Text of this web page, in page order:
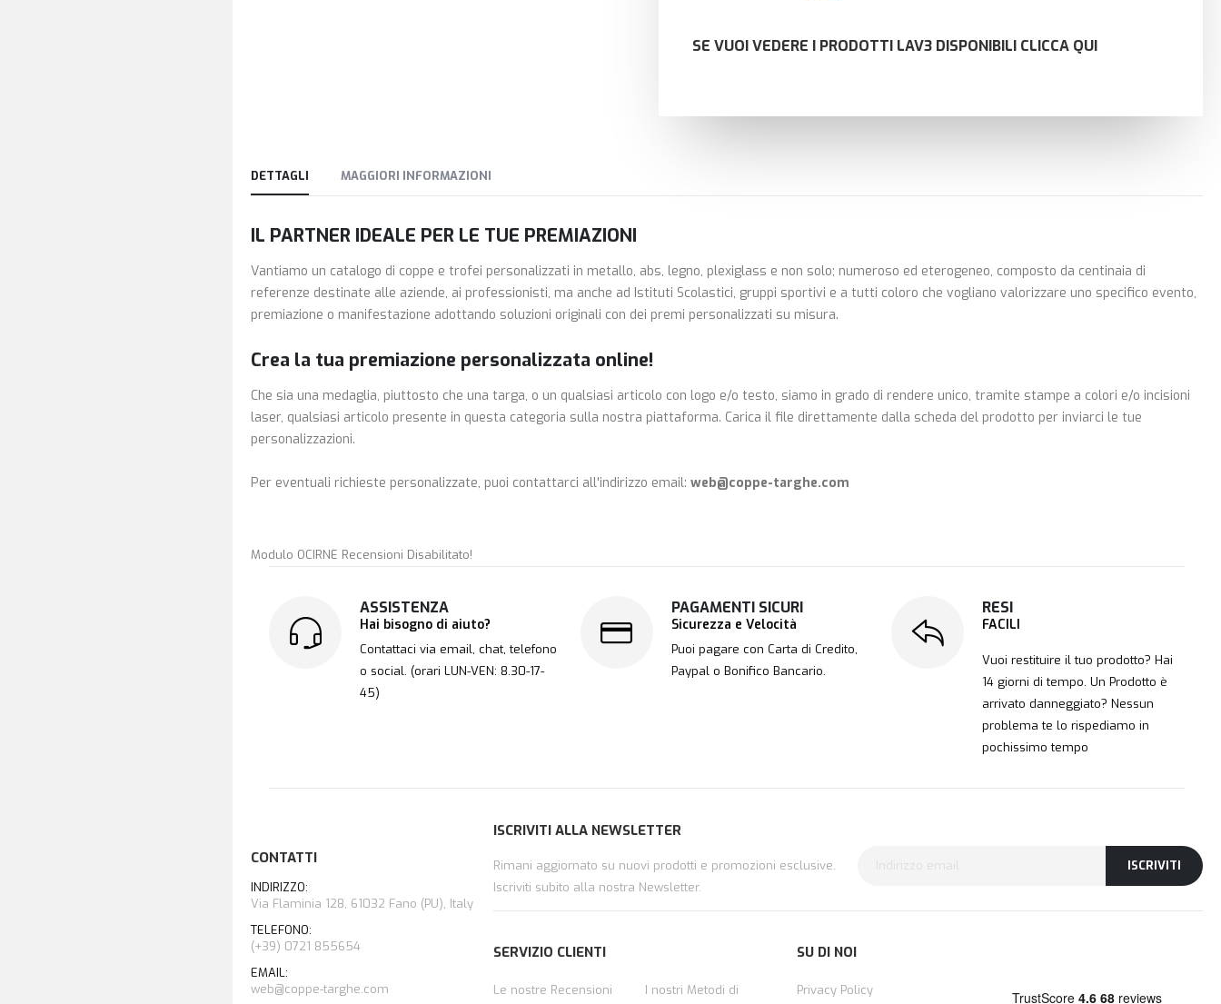
SE VUOI VEDERE I PRODOTTI LAV3 DISPONIBILI CLICCA QUI
DETTAGLI
IL PARTNER IDEALE PER LE TUE PREMIAZIONI
Vantiamo un catalogo di coppe e trofei personalizzati in metallo, abs, legno, plexiglass e non solo; numeroso ed eterogeneo, composto da centinaia di
referenze destinate alle aziende, ai professionisti, ma anche ad Istituti Scolastici, gruppi sportivi e a tutti coloro che vogliano valorizzare uno specifico evento,
premiazione o manifestazione adottando soluzioni originali con dei premi personalizzati su misura.
Crea la tua premiazione personalizzata online!
Che sia una medaglia, piuttosto che una targa, o un qualsiasi articolo con logo e/o testo, siamo in grado di rendere unico, tramite stampe a colori e/o incisioni
laser, qualsiasi articolo presente in questa categoria sulla nostra piattaforma. Carica il file direttamente dalla scheda del prodotto per inviarci le tue
personalizzazioni.
Per eventuali richieste personalizzate, puoi contattarci all'indirizzo email: web@coppe-targhe.com
MAGGIORI INFORMAZIONI
Modulo OCIRNE Recensioni Disabilitato!
ASSISTENZA
Hai bisogno di aiuto?
Contattaci via email, chat, telefono
o social. (orari LUN-VEN: 8.30-17-
45)
PAGAMENTI SICURI
Sicurezza e Velocità
Puoi pagare con Carta di Credito,
Paypal o Bonifico Bancario.
RESI
FACILI
Vuoi restituire il tuo prodotto? Hai
14 giorni di tempo. Un Prodotto è
arrivato danneggiato? Nessun
problema te lo rispediamo in
pochissimo tempo
CONTATTI
INDIRIZZO:
Via Flaminia 128, 61032 Fano (PU), Italy
TELEFONO:
(+39) 0721 855654
EMAIL:
web@coppe-targhe.com
ISCRIVITI ALLA NEWSLETTER
Rimani aggiornato su nuovi prodotti e promozioni esclusive.
Iscriviti subito alla nostra Newsletter.
ISCRIVITI
SERVIZIO CLIENTI
Le nostre Recensioni
I nostri Metodi di
SU DI NOI
Privacy Policy